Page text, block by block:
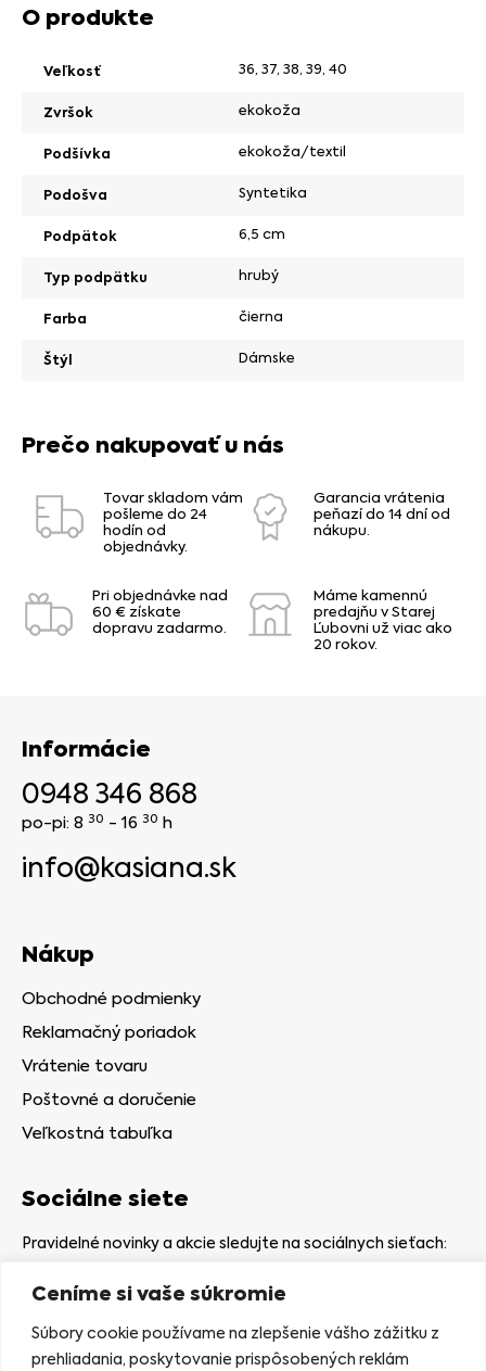
Ceníme si vaše súkromie
Súbory cookie používame na zlepšenie vášho zážitku z
prehliadania, poskytovanie prispôsobených reklám
O produkte
Veľkosť 36, 37, 38, 39, 40
Zvršok ekokoža
Podšívka ekokoža/textil
Podošva Syntetika
Podpätok 6,5 cm
Typ podpätku hrubý
Farba čierna
Štýl Dámske
Prečo nakupovať u nás
Tovar skladom vám
pošleme do 24
hodín od
objednávky.
Garancia vrátenia
peňazí do 14 dní od
nákupu.
Pri objednávke nad
60 € získate
dopravu zadarmo.
Máme kamennú
predajňu v Starej
Ľubovni už viac ako
20 rokov.
Informácie
0948 346 868
po-pi: 8 30 - 16 30 h
info@kasiana.sk
Nákup
Obchodné podmienky
Reklamačný poriadok
Vrátenie tovaru
Poštovné a doručenie
Veľkostná tabuľka
Sociálne siete
Pravidelné novinky a akcie sledujte na sociálnych sieťach: